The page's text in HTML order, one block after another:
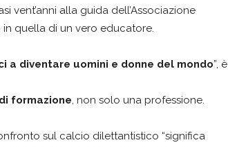
vent’anni alla guida dell’Associazione
quella di un vero educatore.
diventare uomini e donne del mondo”, è
formazione, non solo una professione.
sul calcio dilettantistico “significa